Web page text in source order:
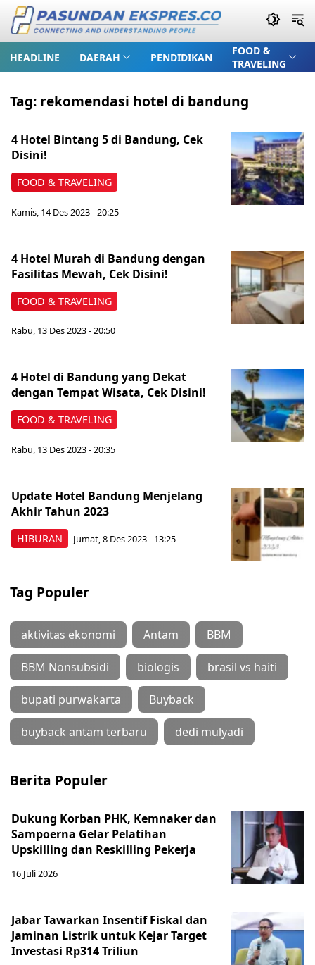
HEADLINE DAERAH PENDIDIKAN
FOOD &
TRAVELING
Tag: rekomendasi hotel di bandung
FOOD & TRAVELING
4 Hotel Bintang 5 di Bandung, Cek
Disini!
Kamis, 14 Des 2023 - 20:25
FOOD & TRAVELING
4 Hotel Murah di Bandung dengan
Fasilitas Mewah, Cek Disini!
Rabu, 13 Des 2023 - 20:50
FOOD & TRAVELING
4 Hotel di Bandung yang Dekat
dengan Tempat Wisata, Cek Disini!
Rabu, 13 Des 2023 - 20:35
HIBURAN
Update Hotel Bandung Menjelang
Akhir Tahun 2023
Jumat, 8 Des 2023 - 13:25
Tag Populer
aktivitas ekonomi Antam BBM
BBM Nonsubsidi biologis brasil vs haiti
bupati purwakarta Buyback
buyback antam terbaru dedi mulyadi
Berita Populer
Dukung Korban PHK, Kemnaker dan
Sampoerna Gelar Pelatihan
Upskilling dan Reskilling Pekerja
16 Juli 2026
Jabar Tawarkan Insentif Fiskal dan
Jaminan Listrik untuk Kejar Target
Investasi Rp314 Triliun